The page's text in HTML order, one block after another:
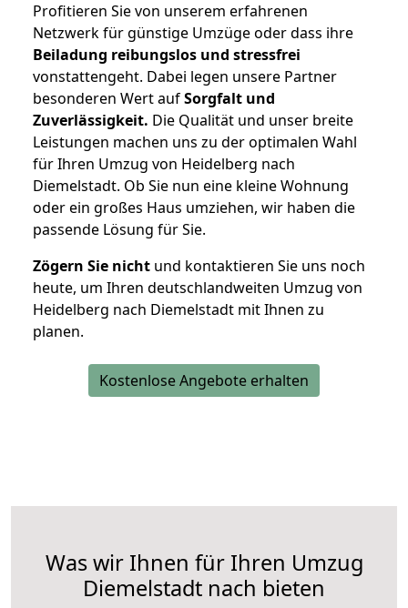
Profitieren Sie von unserem erfahrenen
Netzwerk für günstige Umzüge oder dass ihre
Beiladung reibungslos und stressfrei
vonstattengeht. Dabei legen unsere Partner
besonderen Wert aufSorgfalt und
Zuverlässigkeit. Die Qualität und unser breite
Leistungen machen uns zu der optimalen Wahl
für Ihren Umzug von Heidelberg nach
Diemelstadt. Ob Sie nun eine kleine Wohnung
oder ein großes Haus umziehen, wir haben die
passende Lösung für Sie.
Zögern Sie nicht und kontaktieren Sie uns noch
heute, um Ihren deutschlandweiten Umzug von
Heidelberg nach Diemelstadt mit Ihnen zu
planen.
Kostenlose Angebote erhalten
Was wir Ihnen für Ihren Umzug
Diemelstadt nach bieten